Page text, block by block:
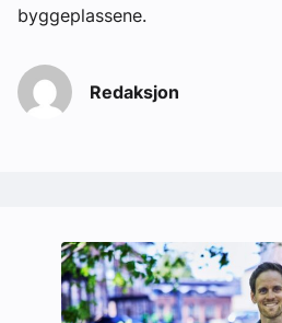
byggeplassene.
Redaksjon